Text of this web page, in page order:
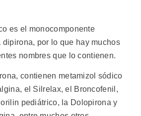
es el monocomponente
dipirona, por lo que hay muchos
nombres que lo contienen.
contienen metamizol sódico
el Silrelax, el Broncofenil,
pediátrico, la Dolopirona y